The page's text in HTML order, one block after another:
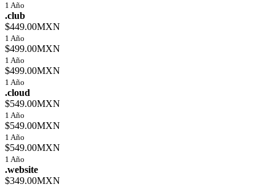
1 Año
.club
$449.00MXN
1 Año
$499.00MXN
1 Año
$499.00MXN
1 Año
.cloud
$549.00MXN
1 Año
$549.00MXN
1 Año
$549.00MXN
1 Año
.website
$349.00MXN